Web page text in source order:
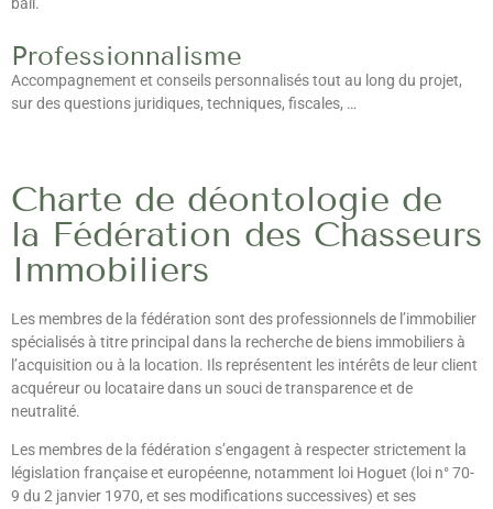
Professionnalisme
Accompagnement et conseils personnalisés tout au long du projet,
sur des questions juridiques, techniques, fiscales, …
Charte de déontologie de
la Fédération des Chasseurs
Immobiliers
Les membres de la fédération sont des professionnels de l’immobilier
spécialisés à titre principal dans la recherche de biens immobiliers à
l’acquisition ou à la location. Ils représentent les intérêts de leur client
acquéreur ou locataire dans un souci de transparence et de
neutralité.
Les membres de la fédération s’engagent à respecter strictement la
législation française et européenne, notamment loi Hoguet (loi n° 70-
9 du 2 janvier 1970, et ses modifications successives) et ses